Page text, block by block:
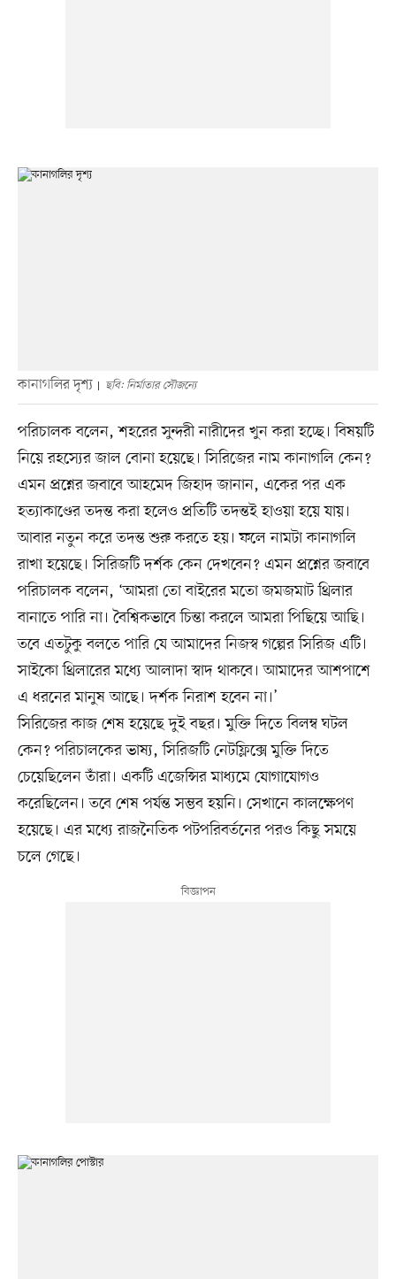
কানাগলির দৃশ্য ছবি: নির্মাতার সৌজন্যে
পরিচালক বলেন, শহরের সুন্দরী নারীদের খুন করা হচ্ছে। বিষয়টি
নিয়ে রহস্যের জাল বোনা হয়েছে। সিরিজের নাম কানাগলি কেন?
এমন প্রশ্নের জবাবে আহমেদ জিহাদ জানান, একের পর এক
হত্যাকাণ্ডের তদন্ত করা হলেও প্রতিটি তদন্তই হাওয়া হয়ে যায়।
আবার নতুন করে তদন্ত শুরু করতে হয়। ফলে নামটা কানাগলি
রাখা হয়েছে। সিরিজটি দর্শক কেন দেখবেন? এমন প্রশ্নের জবাবে
পরিচালক বলেন, ‘আমরা তো বাইরের মতো জমজমাট থ্রিলার
বানাতে পারি না। বৈশ্বিকভাবে চিন্তা করলে আমরা পিছিয়ে আছি।
তবে এতটুকু বলতে পারি যে আমাদের নিজস্ব গল্পের সিরিজ এটি।
সাইকো থ্রিলারের মধ্যে আলাদা স্বাদ থাকবে। আমাদের আশপাশে
এ ধরনের মানুষ আছে। দর্শক নিরাশ হবেন না।’
সিরিজের কাজ শেষ হয়েছে দুই বছর। মুক্তি দিতে বিলম্ব ঘটল
কেন? পরিচালকের ভাষ্য, সিরিজটি নেটফ্লিক্সে মুক্তি দিতে
চেয়েছিলেন তাঁরা। একটি এজেন্সির মাধ্যমে যোগাযোগও
করেছিলেন। তবে শেষ পর্যন্ত সম্ভব হয়নি। সেখানে কালক্ষেপণ
হয়েছে। এর মধ্যে রাজনৈতিক পটপরিবর্তনের পরও কিছু সময়ে
চলে গেছে।